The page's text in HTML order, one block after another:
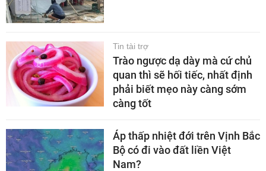
Tin tài trợ
Trào ngược dạ dày mà cứ chủ
quan thì sẽ hối tiếc, nhất định
phải biết mẹo này càng sớm
càng tốt
Áp thấp nhiệt đới trên Vịnh Bắc
Bộ có đi vào đất liền Việt
Nam?